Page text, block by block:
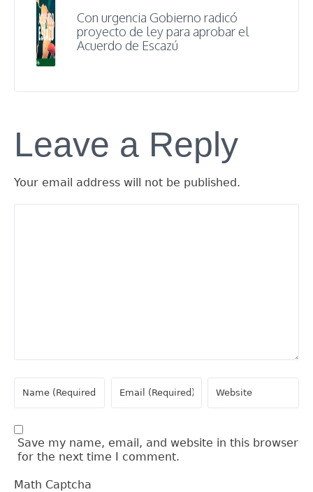
Con urgencia Gobierno radicó
proyecto de ley para aprobar el
Acuerdo de Escazú
Leave a Reply
Your email address will not be published.
Save my name, email, and website in this browser
for the next time I comment.
Math Captcha